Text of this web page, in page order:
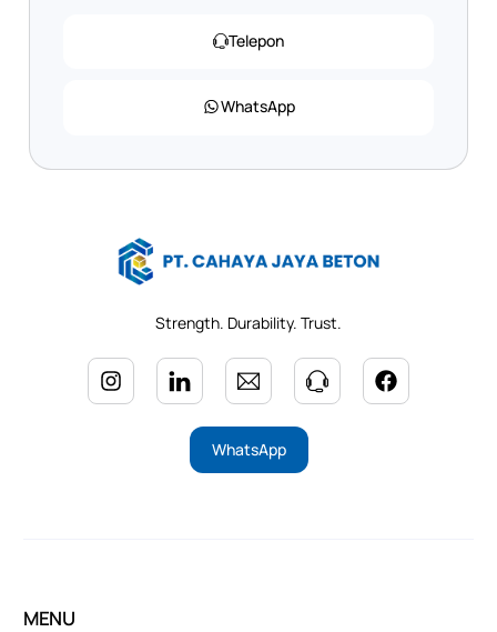
Telepon
WhatsApp
Strength. Durability. Trust.
WhatsApp
MENU